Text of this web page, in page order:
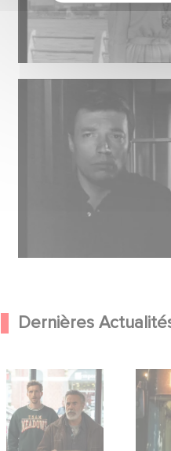
Dernières
avec
et José Garcia
Une
film